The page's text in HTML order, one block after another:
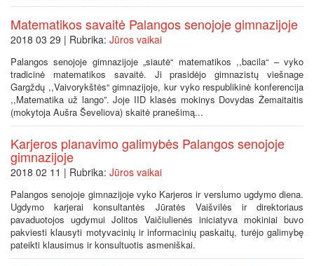
Matematikos savaitė Palangos senojoje gimnazijoje
2018 03 29 | Rubrika: Jūros vaikai
Palangos senojoje gimnazijoje „siautė“ matematikos ,,bacila“ – vyko
tradicinė matematikos savaitė. Ji prasidėjo gimnazistų viešnage
Gargždų ,,Vaivorykštės“ gimnazijoje, kur vyko respublikinė konferencija
,,Matematika už lango”. Joje IID klasės mokinys Dovydas Žemaitaitis
(mokytoja Aušra Ševeliova) skaitė pranešimą...
Karjeros planavimo galimybės Palangos senojoje
gimnazijoje
2018 02 11 | Rubrika: Jūros vaikai
Palangos senojoje gimnazijoje vyko Karjeros ir verslumo ugdymo diena.
Ugdymo karjerai konsultantės Jūratės Vaišvilės ir direktoriaus
pavaduotojos ugdymui Jolitos Vaičiulienės iniciatyva mokiniai buvo
pakviesti klausyti motyvacinių ir informacinių paskaitų, turėjo galimybę
pateikti klausimus ir konsultuotis asmeniškai.